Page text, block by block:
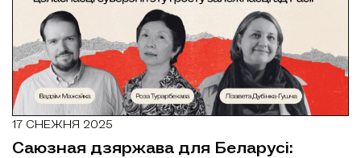
17 СНЕЖНЯ 2025
Саюзная дзяржава для Беларусі: